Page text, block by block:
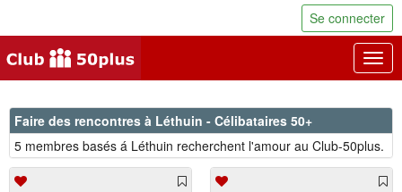
Se connecter
Faire des rencontres à Léthuin - Célibataires 50+
5 membres basés á Léthuin recherchent l'amour au Club-50plus.